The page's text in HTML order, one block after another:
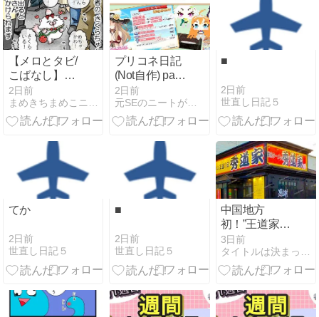
【メロとタビ/
こばなし】さ
くらちゃんの
おでかけ🌸
2日前
プリコネ日記
(Not自作) part
503 ”今週は何
にもない週～
～～”
2日前
元SEのニートがゲーム開発者を目指す
■
2日前
世直し日記５
てか
2日前
世直し日記５
■
2日前
世直し日記５
中国地方
初！”王道家直
系の味”が水島
エリアへ！家
系ラーメン『
家 』が倉敷に
オープン！【
3日前